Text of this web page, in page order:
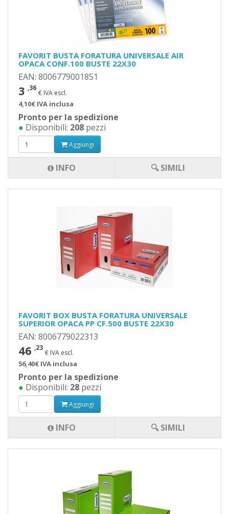
FAVORIT BUSTA FORATURA UNIVERSALE AIR
OPACA CONF.100 BUSTE 22X30
EAN: 8006779001851
3 ,36
€ IVA escl.
4,10€ IVA inclusa
Pronto per la spedizione
● Disponibili: 208 pezzi
Aggiungi
INFO 🔍 SIMILI
FAVORIT BOX BUSTA FORATURA UNIVERSALE
SUPERIOR OPACA PP CF.500 BUSTE 22X30
EAN: 8006779022313
46 ,23
€ IVA escl.
56,40€ IVA inclusa
Pronto per la spedizione
● Disponibili: 28 pezzi
Aggiungi
INFO 🔍 SIMILI